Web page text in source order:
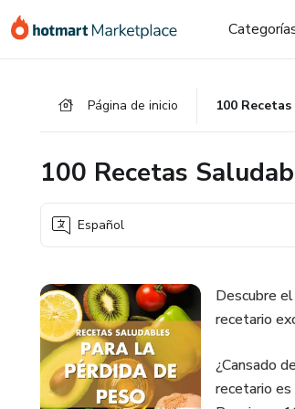
Página de inicio
100 Recetas
Español
Descubre
recetario
¿Cansado
recetario es